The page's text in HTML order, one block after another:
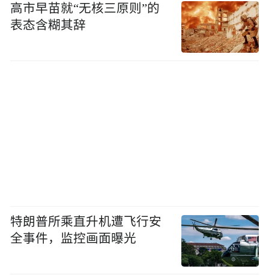
高市早苗就“无核三原则”的
表态含糊其辞
特朗普所乘直升机遭飞行安
全事件，监控画面曝光